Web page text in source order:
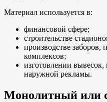
Материал используется в:
финансовой сфере;
строительстве
производстве
комплексов;
изготовлении
наружной рекламы.
Монолитный или